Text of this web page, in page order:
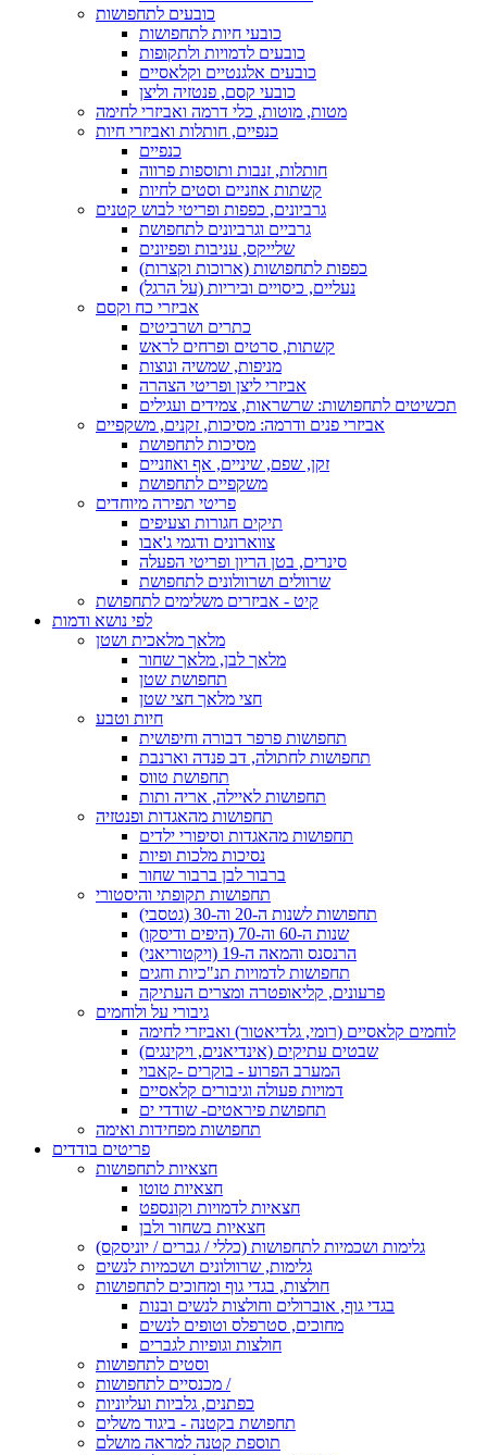
כובעים לתחפושות
כובעי חיות לתחפושות
כובעים לדמויות ולתקופות
כובעים אלגנטיים וקלאסיים
כובעי קסם, פנטזיה וליצן
מטות, מוטות, כלי דרמה ואביזרי לחימה
כנפיים, חותלות ואביזרי חיות
כנפיים
חותלות, זנבות ותוספות פרווה
קשתות אוזניים וסטים לחיות
גרביונים, כפפות ופריטי לבוש קטנים
גרביים וגרביונים לתחפושת
שלייקס, עניבות ופפיונים
כפפות לתחפושות (ארוכות וקצרות)
נעליים, כיסויים וביריות (על הרגל)
אביזרי כח וקסם
כתרים ושרביטים
קשתות, סרטים ופרחים לראש
מניפות, שמשיה ונוצות
אביזרי ליצן ופריטי הצהרה
תכשיטים לתחפושות: שרשראות, צמידים ועגילים
אביזרי פנים ודרמה: מסיכות, זקנים, משקפיים
מסיכות לתחפושת
זקן, שפם, שיניים, אף ואוזניים
משקפיים לתחפושת
פריטי תפירה מיוחדים
תיקים חגורות וצעיפים
צווארונים ודגמי ג'אבו
סינרים, בטן הריון ופריטי הפעלה
שרוולים ושרוולונים לתחפושת
קיט - אביזרים משלימים לתחפושת
לפי נושא ודמות
מלאך מלאכית ושטן
מלאך לבן, מלאך שחור
תחפושת שטן
חצי מלאך חצי שטן
חיות וטבע
תחפושות פרפר דבורה וחיפושית
תחפושות לחתולה, דב פנדה וארנבת
תחפושת טווס
תחפושות לאיילה, אריה ותות
תחפושות מהאגדות ופנטזיה
תחפושות מהאגדות וסיפורי ילדים
נסיכות מלכות ופיות
ברבור לבן ברבור שחור
תחפושות תקופתי והיסטורי
תחפושות לשנות ה-20 וה-30 (גטסבי)
שנות ה-60 וה-70 (היפים ודיסקו)
הרנסנס והמאה ה-19 (ויקטוריאני)
תחפושות לדמויות תנ"כיות וחגים
פרעונים, קליאופטרה ומצרים העתיקה
גיבורי על ולוחמים
לוחמים קלאסיים (רומי, גלדיאטור) ואביזרי לחימה
שבטים עתיקים (אינדיאנים, ויקינגים)
המערב הפרוע - בוקרים -קאבוי
דמויות פעולה וגיבורים קלאסיים
תחפושת פיראטים- שודדי ים
תחפושות מפחידות ואימה
פריטים בודדים
חצאיות לתחפושות
חצאיות טוטו
חצאיות לדמויות וקונספט
חצאיות בשחור ולבן
גלימות ושכמיות לתחפושות (כללי / גברים / יוניסקס)
גלימות, שרוולונים ושכמיות לנשים
חולצות, בגדי גוף ומחוכים לתחפושות
בגדי גוף, אוברולים וחולצות לנשים ובנות
מחוכים, סטרפלס וטופים לנשים
חולצות וגופיות לגברים
וסטים לתחפושות
מכנסיים לתחפושות /
כפתנים, גלביות ועליוניות
תחפושת בקטנה - ביגוד משלים
תוספת קטנה למראה מושלם